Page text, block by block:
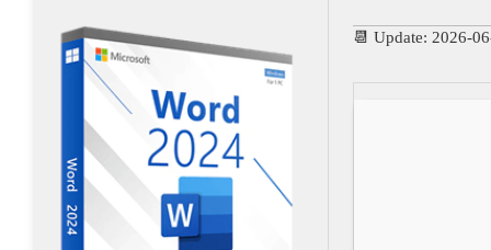
📆 Update: 2026-